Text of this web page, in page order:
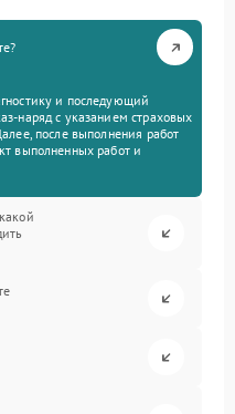
и последующий
наряд с указанием страховых
после выполнения работ
выполненных работ и